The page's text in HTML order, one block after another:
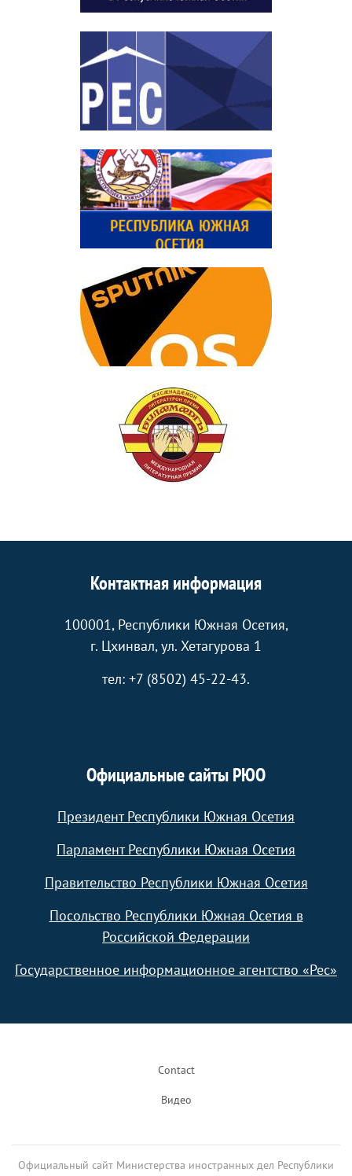
Контактная информация
100001, Республики Южная Осетия,
г. Цхинвал, ул. Хетагурова 1
тел: +7 (8502) 45-22-43.
Официальные сайты РЮО
Президент Республики Южная Осетия
Парламент Республики Южная Осетия
Правительство Республики Южная Осетия
Посольство Республики Южная Осетия в
Российской Федерации
Государственное информационное агентство «Рес»
Contact
Видео
Официальный сайт Министерства иностранных дел Республики